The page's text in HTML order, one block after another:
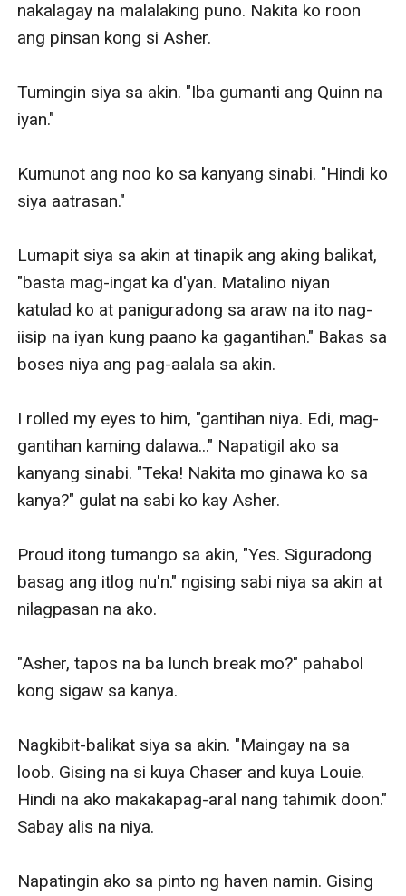
nakalagay na malalaking puno. Nakita ko roon
ang pinsan kong si Asher.
Tumingin siya sa akin. "Iba gumanti ang Quinn na
iyan."
Kumunot ang noo ko sa kanyang sinabi. "Hindi ko
siya aatrasan."
Lumapit siya sa akin at tinapik ang aking balikat,
"basta mag-ingat ka d'yan. Matalino niyan
katulad ko at paniguradong sa araw na ito nag-
iisip na iyan kung paano ka gagantihan." Bakas sa
boses niya ang pag-aalala sa akin.
I rolled my eyes to him, "gantihan niya. Edi, mag-
gantihan kaming dalawa..." Napatigil ako sa
kanyang sinabi. "Teka! Nakita mo ginawa ko sa
kanya?" gulat na sabi ko kay Asher.
Proud itong tumango sa akin, "Yes. Siguradong
basag ang itlog nu'n." ngising sabi niya sa akin at
nilagpasan na ako.
"Asher, tapos na ba lunch break mo?" pahabol
kong sigaw sa kanya.
Nagkibit-balikat siya sa akin. "Maingay na sa
loob. Gising na si kuya Chaser and kuya Louie.
Hindi na ako makakapag-aral nang tahimik doon."
Sabay alis na niya.
Napatingin ako sa pinto ng haven namin. Gising